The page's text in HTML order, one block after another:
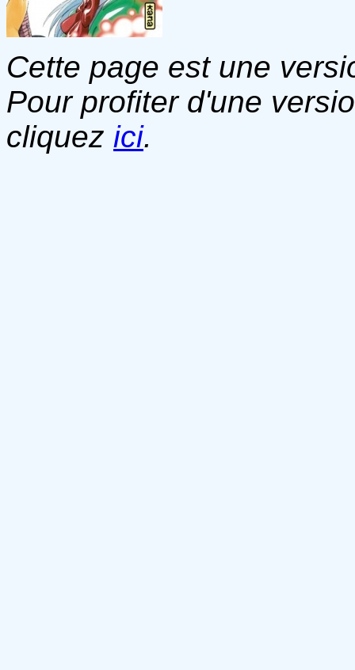
Cette page est une
Pour profiter d'une
cliquez ici.